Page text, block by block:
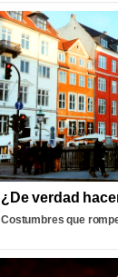
¿De verdad
Costumbres que